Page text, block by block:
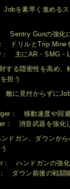
を素早く進めるス
Sentry Gunの強化
ドリルとTrip Mine
主にAR・SMG・
る隠密性を高め、
担う
に見付からずに
： 移動速度や回
： 消音武器を強化
ドガン、ダウンから
： ハンドガンの強
ダウン前後の戦闘